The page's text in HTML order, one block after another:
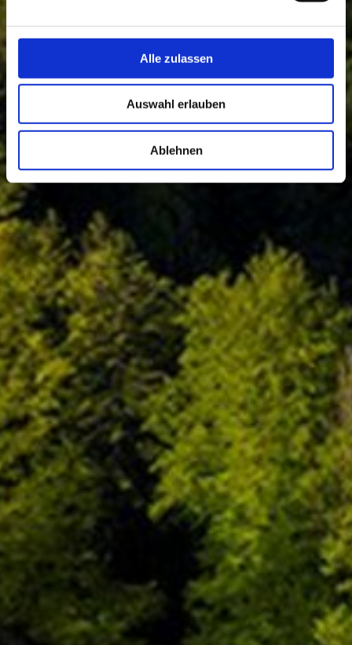
Alle zulassen
Auswahl erlauben
Ablehnen